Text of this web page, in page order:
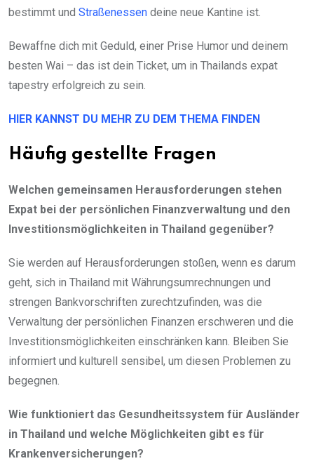
bestimmt und Straßenessen deine neue Kantine ist.
Bewaffne dich mit Geduld, einer Prise Humor und deinem
besten Wai – das ist dein Ticket, um in Thailands expat
tapestry erfolgreich zu sein.
HIER KANNST DU MEHR ZU DEM THEMA FINDEN
Häufig gestellte Fragen
Welchen gemeinsamen Herausforderungen stehen
Expat bei der persönlichen Finanzverwaltung und den
Investitionsmöglichkeiten in Thailand gegenüber?
Sie werden auf Herausforderungen stoßen, wenn es darum
geht, sich in Thailand mit Währungsumrechnungen und
strengen Bankvorschriften zurechtzufinden, was die
Verwaltung der persönlichen Finanzen erschweren und die
Investitionsmöglichkeiten einschränken kann. Bleiben Sie
informiert und kulturell sensibel, um diesen Problemen zu
begegnen.
Wie funktioniert das Gesundheitssystem für Ausländer
in Thailand und welche Möglichkeiten gibt es für
Krankenversicherungen?